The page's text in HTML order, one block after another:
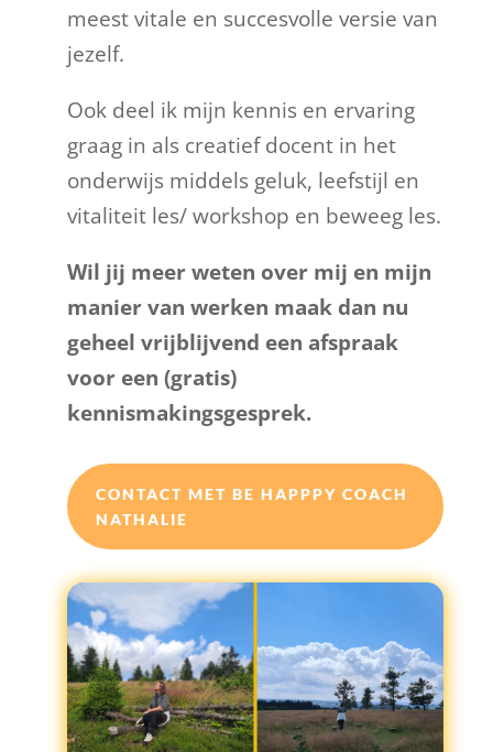
meest vitale en succesvolle versie van
jezelf.
Ook deel ik mijn kennis en ervaring
graag in als creatief docent in het
onderwijs middels geluk, leefstijl en
vitaliteit les/ workshop en beweeg les.
Wil jij meer weten over mij en mijn
manier van werken maak dan nu
geheel vrijblijvend een afspraak
voor een (gratis)
kennismakingsgesprek.
CONTACT MET BE HAPPPY COACH
NATHALIE